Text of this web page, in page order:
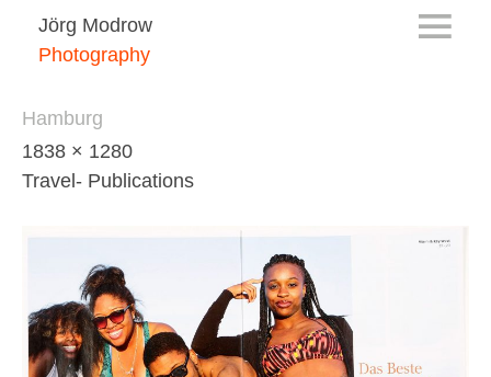
Jörg Modrow
Photography
Hamburg
1838 × 1280
Travel- Publications